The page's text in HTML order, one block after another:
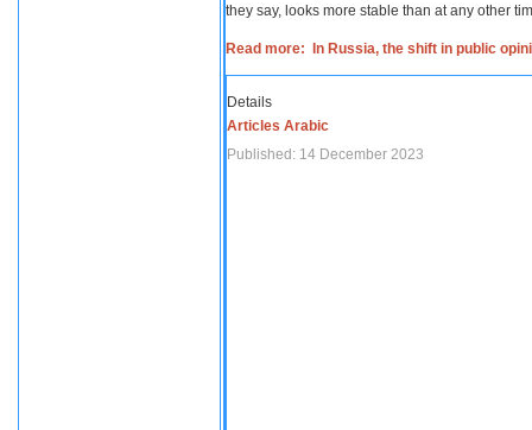
they say, looks more stable than at any other
Read more: In Russia, the shift in public
Details
Articles Arabic
Published: 14 December 2023